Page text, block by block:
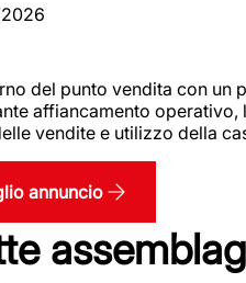
del punto vendita con
affiancamento
vendite e utilizzo della
annuncio